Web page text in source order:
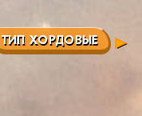
ТИП ХОРДОВЫЕ